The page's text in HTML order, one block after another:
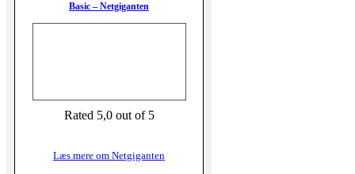
Basic – Netgiganten
Rated 5,0 out of 5
Læs mere om Netgiganten